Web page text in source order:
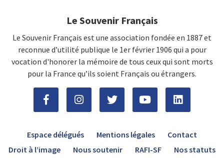
Le Souvenir Français
Le Souvenir Français est une association fondée en 1887 et
reconnue d’utilité publique le 1er février 1906 qui a pour
vocation d'honorer la mémoire de tous ceux qui sont morts
pour la France qu’ils soient Français ou étrangers.
Espace délégués Mentions légales
Contact
Droit à l’image
Nous soutenir RAFI-SF Nos statuts